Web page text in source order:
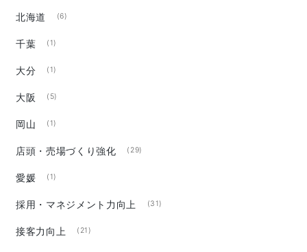
北海道 (6)
千葉 (1)
大分 (1)
大阪 (5)
岡山 (1)
店頭・売場づくり強化 (29)
愛媛 (1)
採用・マネジメント力向上 (31)
接客力向上 (21)